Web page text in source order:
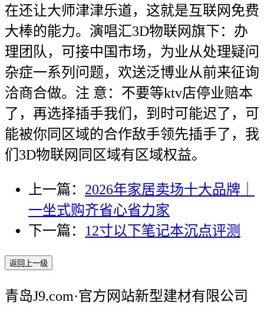
在还让大师津津乐道，这就是互联网免费
大棒的能力。演唱汇3D物联网旗下：办
理团队，可接中国市场，为业从处理疑问
杂症一系列问题，欢送泛博业从前来征询
洽商合做。注 意：不要等ktv店停业赔本
了，再选择插手我们，到时可能迟了，可
能被你同区域的合作敌手领先插手了，我
们3D物联网同区域有区域权益。
上一篇： 2026年家居卖场十大品牌｜
一坐式购齐省心省力家
下一篇： 12寸以下笔记本沉点评测
返回上一级
青岛J9.com·官方网站新型建材有限公司